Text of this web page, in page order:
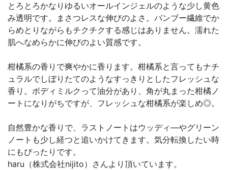
とろとろかなりゆるいオールインジェルのような少し黄色
み透明です。まさつレスな伸びのよさ。バンブー繊維でか
らめとりながらもチクチクする感じはありません。濡れた
肌へなめらかに伸びのよい質感です。
柑橘系の香りで爽やかに香ります。柑橘系と言ってもナチ
ュラルでしぼりたてのようなすっきりとしたフレッシュな
香り。ボディミルクって油分があり、角が丸まった柑橘ノ
ートになりがちですが、フレッシュな柑橘系が楽しめ◎。
自然豊かな香りで、ラストノートはウッディ―やグリーン
ノートも少し経つと追いかけてきます。気分転換したい時
にもぴったりです。
haru（株式会社nijito）さんより頂いています。